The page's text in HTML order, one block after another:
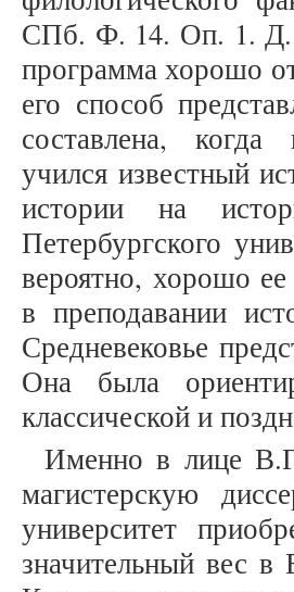
СПб. Ф. 14. Оп. 1. Д.
программа хорошо
его способ
составлена, когда
учился известный
истории на
Петербургского
вероятно, хорошо
в преподавании
Средневековье
Она была
классической и
Именно в лице
магистерскую
университет
значительный вес в